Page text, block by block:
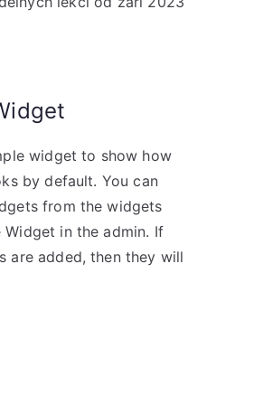
widget to show how
by default. You can
from the widgets
Widget in the admin. If
are added, then they will